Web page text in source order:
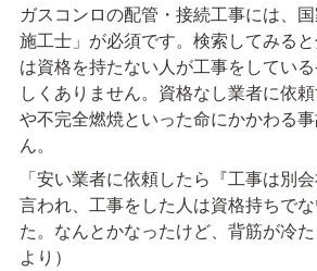
ガスコンロの配管・接続工事には、
施工士」が必須です。検索してみる
は資格を持たない人が工事をしてい
しくありません。資格なし業者に依
や不完全燃焼といった命にかかわる
ん。
「安い業者に依頼したら『工事は別
言われ、工事をした人は資格持ちで
た。なんとかなったけど、背筋が冷
より）